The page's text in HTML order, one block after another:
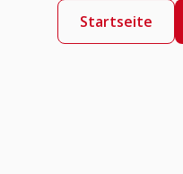
Startseite